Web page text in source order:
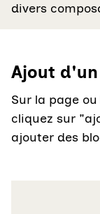
divers
Ajout
Sur la page
cliquez sur
ajouter des